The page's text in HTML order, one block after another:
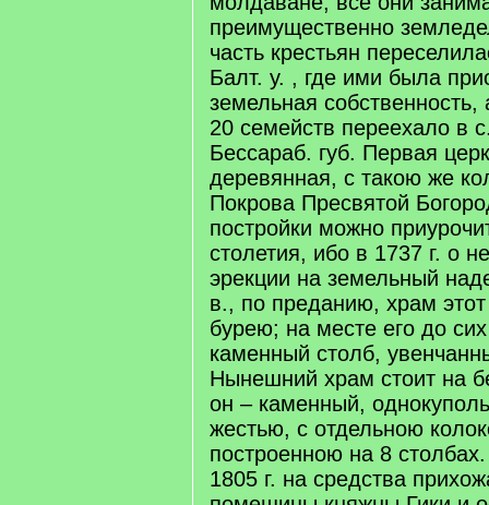
преимущественно
часть крестьян
Балт. у. , где ими была
земельная собственность,
20 семейств переехало в
Бессараб. губ. Первая
деревянная, с такою же
Покрова Пресвятой
постройки можно
столетия, ибо в 1737 г. о
эрекции на земельный
в., по преданию, храм
бурею; на месте его до
каменный столб,
Нынешний храм стоит на
он – каменный,
жестью, с отдельною
построенною на 8
1805 г. на средства